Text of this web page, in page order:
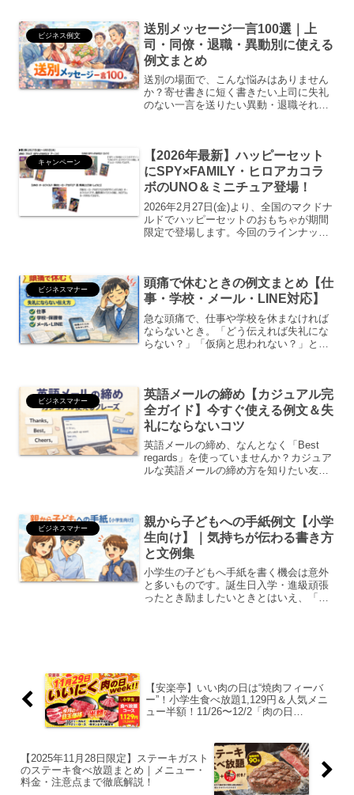
は、バイト退職時のLI...
ビジネス例文
送別メッセージ一言100選｜上
司・同僚・退職・異動別に使える
例文まとめ
送別の場面で、こんな悩みはありません
か？寄せ書きに短く書きたい上司に失礼
のない一言を送りたい異動・退職それぞ
記事では、送別メッセージ...
キャンペーン
【2026年最新】ハッピーセット
にSPY×FAMILY・ヒロアカコラ
ボのUNO＆ミニチュア登場！
2026年2月27日(金)より、全国のマクドナ
ルドでハッピーセットのおもちゃが期間
限定で登場します。今回のラインナップ
おもちゃ...
ビジネスマナー
頭痛で休むときの例文まとめ【仕
事・学校・メール・LINE対応】
急な頭痛で、仕事や学校を休まなければ
ならないとき。「どう伝えれば失礼にな
らない？」「仮病と思われない？」と悩
ール・電話・LINE・学...
ビジネスマナー
英語メールの締め【カジュアル完
全ガイド】今すぐ使える例文＆失
礼にならないコツ
英語メールの締め、なんとなく「Best
regards」を使っていませんか？カジュア
ルな英語メールの締め方を知りたい友達
解説します。...
ビジネスマナー
親から子どもへの手紙例文【小学
生向け】｜気持ちが伝わる書き方
と文例集
小学生の子どもへ手紙を書く機会は意外
と多いものです。誕生日入学・進級頑張
ったとき励ましたいときとはいえ、「ど
【安楽亭】いい肉の日は“焼肉フィーバ
ー”！小学生食べ放題1,129円＆人気メニ
ュー半額！11/26〜12/2「肉の日
【2025年11月28日限定】ステーキガスト
のステーキ食べ放題まとめ｜メニュー・
料金・注意点まで徹底解説！